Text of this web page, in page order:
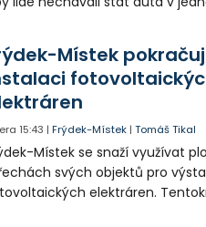
někteří obyvatelé rozhodli
Místek
15:43 |Frýdek-Místek |Tomáš Tikal
Místek se snaží využívat
svých objektů pro
elektráren.